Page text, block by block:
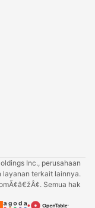
Inc., perusahaan
layanan terkait lainnya.
Semua hak